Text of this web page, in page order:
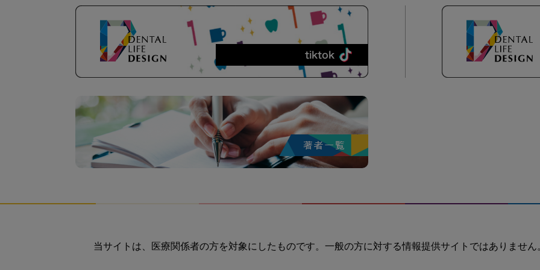
当サイトは、医療関係者の方を対象にしたものです。一般の方に対する情報提供サイトではありません